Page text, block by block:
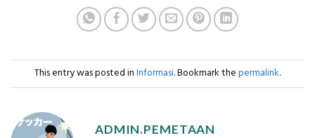
This entry was posted in Informasi. Bookmark the permalink.
ADMIN.PEMETAAN